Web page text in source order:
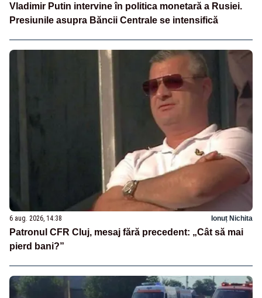
Vladimir Putin intervine în politica monetară a Rusiei.
Presiunile asupra Băncii Centrale se intensifică
6 aug. 2026, 14:38 Ionuț Nichita
Patronul CFR Cluj, mesaj fără precedent: „Cât să mai
pierd bani?”